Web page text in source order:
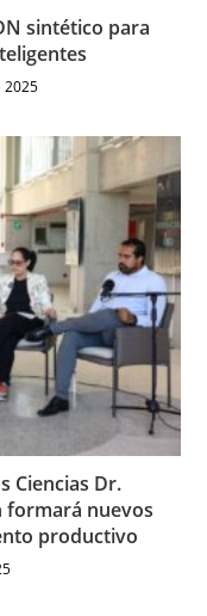
sintético para
2025
Ciencias Dr.
formará nuevos
productivo